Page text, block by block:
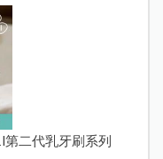
第二代乳牙刷系列